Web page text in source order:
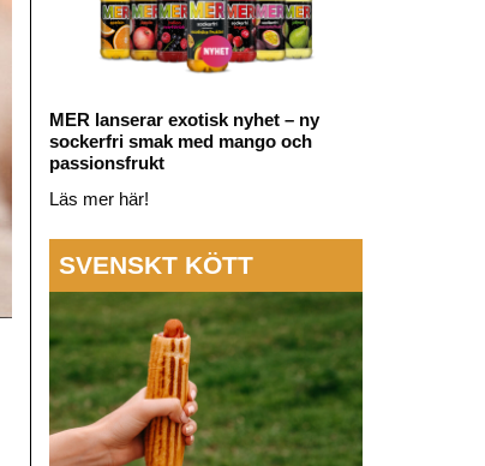
MER lanserar exotisk nyhet – ny
sockerfri smak med mango och
passionsfrukt
Läs mer här!
SVENSKT KÖTT